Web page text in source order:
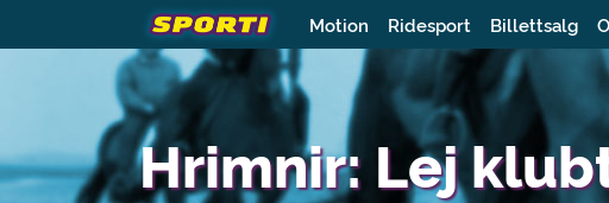
Motion Ridesport Billettsalg
Hrimnir: Lej